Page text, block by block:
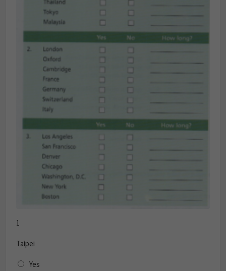
1
Taipei
Yes